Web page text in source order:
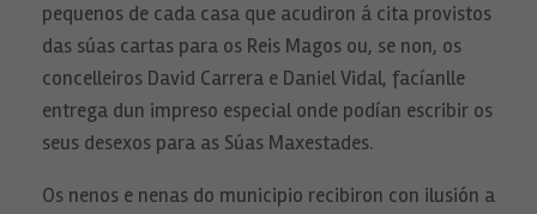
pequenos de cada casa que acudiron á cita provistos
das súas cartas para os Reis Magos ou, se non, os
concelleiros David Carrera e Daniel Vidal, facíanlle
entrega dun impreso especial onde podían escribir os
seus desexos para as Súas Maxestades.
Os nenos e nenas do municipio recibiron con ilusión a